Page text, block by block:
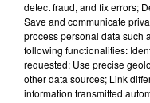
detect fraud, and fix errors;
Save and communicate
process personal data such
following functionalities:
requested; Use precise
other data sources; Link
information transmitted